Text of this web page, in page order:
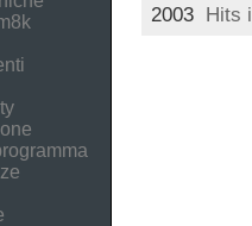
2003
Hits